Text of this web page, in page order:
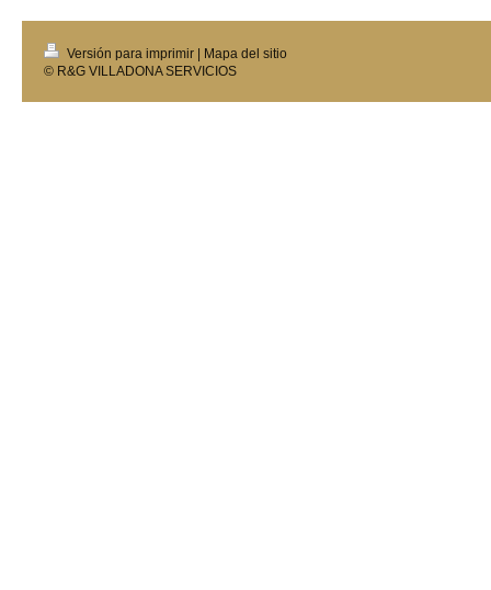
Versión para imprimir
Mapa del sitio
© R&G VILLADONA SERVICIOS